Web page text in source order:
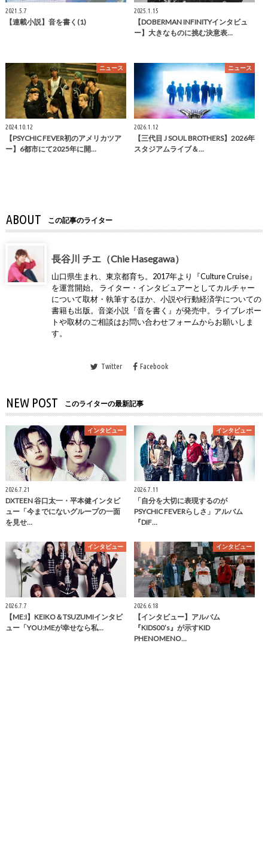
2021.5.7
【連載小説】音を書く(1)
2025.1.15
【DOBERMAN INFINITYインタビュ
ー】大きなものに挑む決意表…
ニュース
2024.10.12
【PSYCHIC FEVER初のアメリカツア
ー】6都市にて2025年に開…
ニュース
2026.1.12
【三代目 J SOUL BROTHERS】2026年
スタジアムライブ＆…
ABOUT この記事のライター
長谷川 チエ（Chie Hasegawa）
山口県生まれ、東京都育ち。2017年より『Culture Cruise』
を運営開始。 ライター・インタビュアーとしてカルチャー
について取材・執筆するほか、小説や行動経済学についての
書籍も出版。音楽小説『音を書く』が発売中。ライブレポー
トや取材のご相談はお問い合わせフォームからお願いしま
す。
Twitter Facebook
NEW POST このライターの最新記事
インタビュー
2026.7.21
DXTEEN 谷口太一・平本健インタビ
ュー「今までにないグループの一面
を見せ…
インタビュー
2026.7.11
「自分を大切に表現するのが
PSYCHIC FEVERらしさ」アルバム
『DIF…
インタビュー
2026.7.7
【ME:I】KEIKO＆TSUZUMIインタビ
ュー「YOU:MEが幸せなら私…
インタビュー
2026.6.18
【インタビュー】アルバム
『KIDS00’s』が示すKID
PHENOMENO…